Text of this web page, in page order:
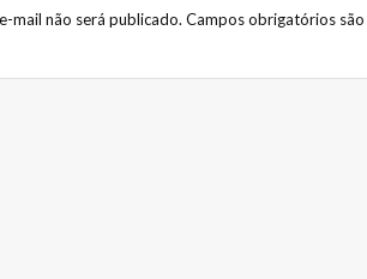
mail não será publicado. Campos obrigatórios